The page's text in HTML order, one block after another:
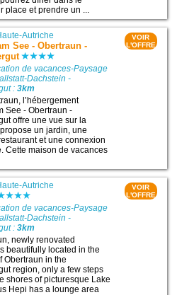
place et prendre un ...
Autriche
See - Obertraun -
de vacances-Paysage
Dachstein -
:3km
l’hébergement
See - Obertraun -
offre une vue sur la
un jardin, une
et une connexion
Cette maison de vacances
VOIR
L'OFFRE
Autriche
de vacances-Paysage
Dachstein -
:3km
newly renovated
beautifully located in the
Obertraun in the
region, only a few steps
shores of picturesque Lake
Hepi has a lounge area
VOIR
L'OFFRE